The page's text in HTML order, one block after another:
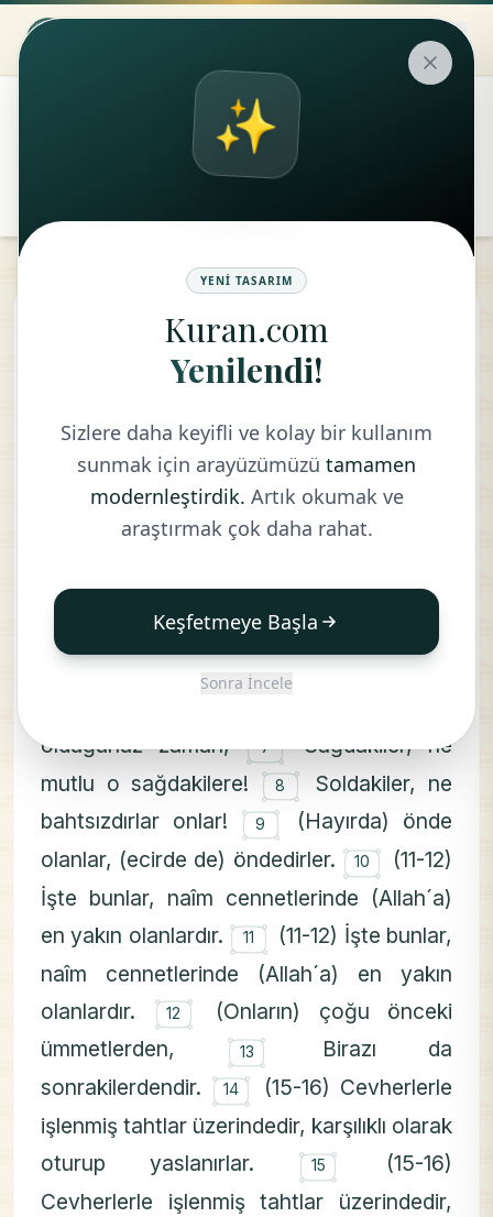
Vakia Suresi
TÜRKÇE - DIYANET VAKFI
Kıyamet koptuğu zaman, ۝
۝
2 O, alçaltıcı, yükselticidir.۝
3
Yer
şiddetle sarsıldığı,۝
4
parçalandığı,۝
Dağılıp toz duman
olduğunuz zaman,۝
7
Sağdakiler, ne
mutlu o sağdakilere! ۝
8
Soldakiler, ne
bahtsızdırlar onlar! ۝
9
(Hayırda) önde
olanlar, (ecirde de) öndedirler. ۝
10
(11-12)
İşte bunlar, naîm cennetlerinde (Allah´a)
en yakın olanlardır. ۝
11
(11-12) İşte bunlar,
naîm cennetlerinde (Allah´a) en yakın
olanlardır. ۝
12
(Onların) çoğu önceki
ümmetlerden, ۝
13
Birazı da
sonrakilerdendir. ۝
14
(15-16) Cevherlerle
işlenmiş tahtlar üzerindedir, karşılıklı olarak
oturup yaslanırlar. ۝
15
(15-16)
Cevherlerle işlenmiş tahtlar üzerindedir,
✨
YENI TASARIM
Kuran.com
Yenilendi!
Sizlere daha keyifli ve kolay bir kullanım
sunmak için arayüzümüzü tamamen
modernleştirdik. Artık okumak ve
araştırmak çok daha rahat.
Keşfetmeye Başla
Sonra İncele